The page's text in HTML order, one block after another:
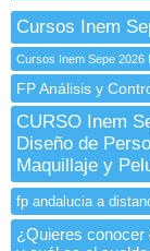
Cursos Inem
Cursos Inem Sepe 2026
FP Análisis y
CURSO Inem
Diseño de
Maquillaje y
fp andalucia a
¿Quieres conocer